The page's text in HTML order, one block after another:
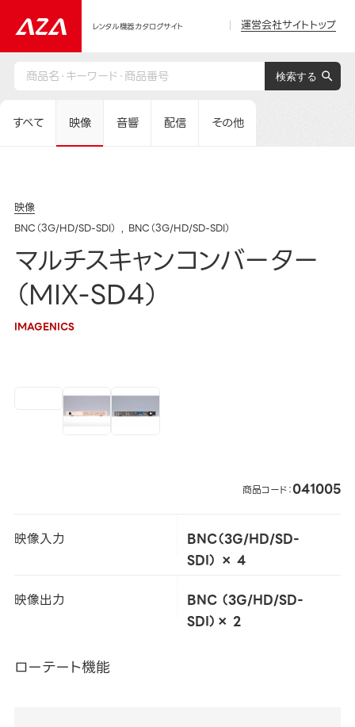
レンタル機器カタログサイト 運営会社サイトトップ
すべて 映像 音響 配信 その他
映像
BNC（3G/HD/SD-SDI） BNC（3G/HD/SD-SDI）
マルチスキャンコンバーター
（MIX-SD4）
IMAGENICS
商品コード：041005
映像入力
BNC（3G/HD/SD-
SDI） × 4
映像出力
BNC （3G/HD/SD-
SDI）× 2
ローテート機能